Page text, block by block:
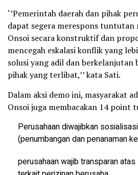
‘’Pemerintah daerah dan pihak
dapat segera merespons tuntutan
Onsoi secara konstruktif dan
mencegah eskalasi konflik yang
solusi yang adil dan berkelanjutan
pihak yang terlibat,’’ kata Sati.
Dalam aksi demo ini, masyarakat
Onsoi juga membacakan 14 point
Perusahaan diwajibkan
(penumbangan dan penanaman
perusahaan wajib transparan